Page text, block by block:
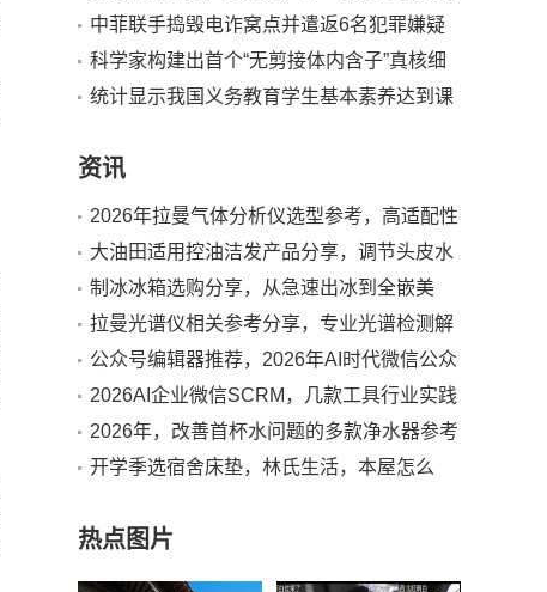
准发布
中菲联手捣毁电诈窝点并遣返6名犯罪嫌疑
人
科学家构建出首个“无剪接体内含子”真核细
胞
统计显示我国义务教育学生基本素养达到课
资讯
2026年拉曼气体分析仪选型参考，高适配性
品牌推荐
大油田适用控油洁发产品分享，调节头皮水
油平衡，适配日常清洁养护
制冰冰箱选购分享，从急速出冰到全嵌美
学，看懂核心配置
拉曼光谱仪相关参考分享，专业光谱检测解
决方案介绍
公众号编辑器推荐，2026年AI时代微信公众
号排版工具选型指南
2026AI企业微信SCRM，几款工具行业实践
分析
2026年，改善首杯水问题的多款净水器参考
分析
开学季选宿舍床垫，林氏生活，本屋怎么
热点图片